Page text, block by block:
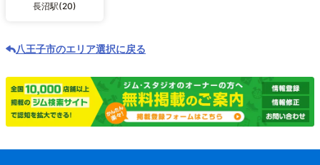
長沼駅(20)
八王子市のエリア選択に戻る